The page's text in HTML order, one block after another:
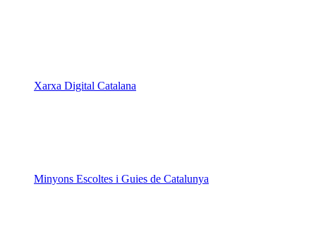
Xarxa Digital Catalana
Minyons Escoltes i Guies de Catalunya